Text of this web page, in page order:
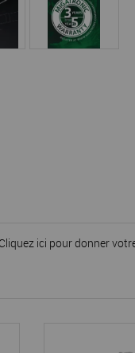
Cliquez ici pour donner